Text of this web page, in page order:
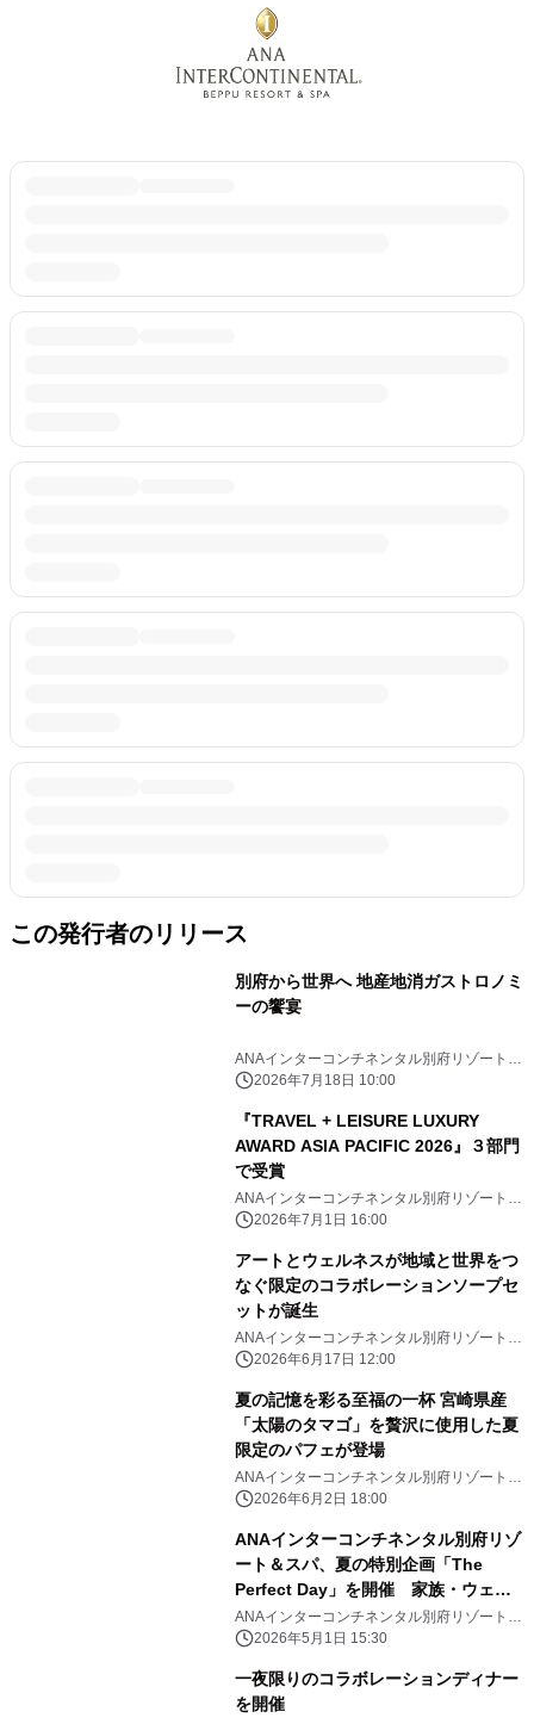
この発行者のリリース
別府から世界へ 地産地消ガストロノミ
ーの饗宴
ANAインターコンチネンタル別府リゾート＆
スパ2026年7月18日 10:00
『TRAVEL + LEISURE LUXURY
AWARD ASIA PACIFIC 2026』３部⾨
で受賞
ANAインターコンチネンタル別府リゾート＆
スパ2026年7月1日 16:00
アートとウェルネスが地域と世界をつ
なぐ限定のコラボレーションソープセ
ットが誕生
ANAインターコンチネンタル別府リゾート＆
スパ2026年6月17日 12:00
夏の記憶を彩る至福の一杯 宮崎県産
「太陽のタマゴ」を贅沢に使用した夏
限定のパフェが登場
ANAインターコンチネンタル別府リゾート＆
スパ2026年6月2日 18:00
ANAインターコンチネンタル別府リゾ
ート＆スパ、夏の特別企画「The
Perfect Day」を開催 家族・ウェル
ネス・プライベートの3つの滞在体験
を提供
ANAインターコンチネンタル別府リゾート＆
スパ2026年5月1日 15:30
一夜限りのコラボレーションディナー
を開催